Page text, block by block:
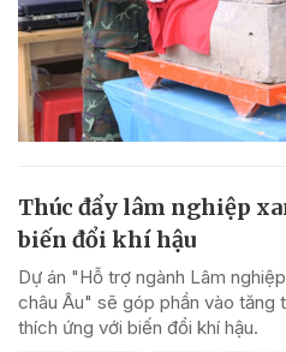
Thúc đẩy lâm nghiệp
biến đổi khí hậu
Dự án "Hỗ trợ ngành Lâm
châu Âu" sẽ góp phần vào tăng
thích ứng với biến đổi khí hậu.